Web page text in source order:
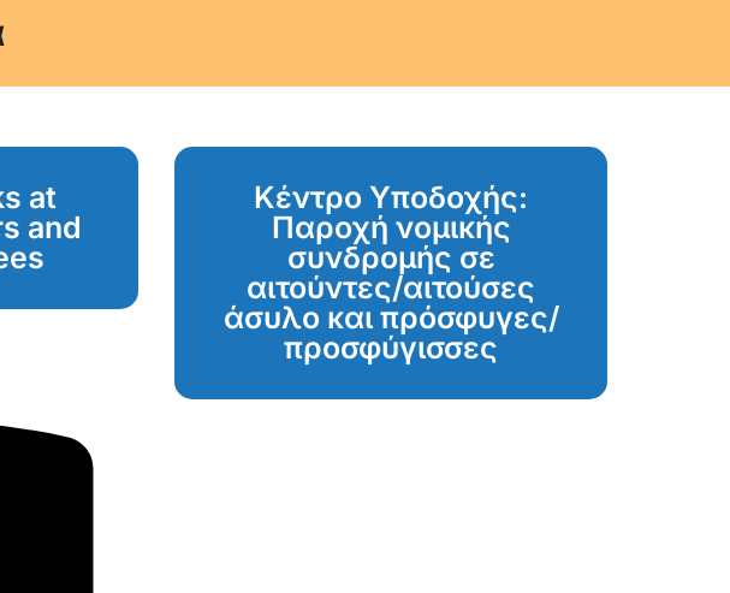
at
and
Κέντρο Υποδοχής:
Παροχή νομικής
συνδρομής σε
αιτούντες/αιτούσες
άσυλο και πρόσφυγες/
προσφύγισσες